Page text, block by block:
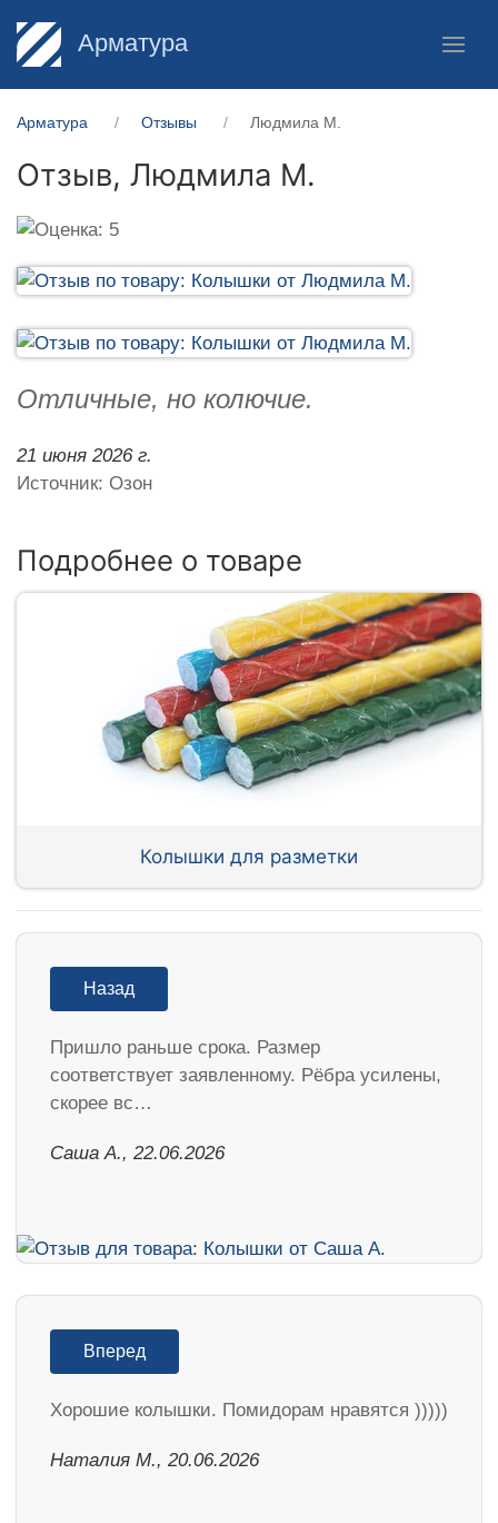
Арматура
Арматура Отзывы Людмила М.
Отзыв, Людмила М.
Отличные, но колючие.
21 июня 2026 г.
Источник: Озон
Подробнее о товаре
Колышки для разметки
Назад
Пришло раньше срока. Размер
соответствует заявленному. Рёбра усилены,
скорее вс…
Саша А., 22.06.2026
Вперед
Хорошие колышки. Помидорам нравятся )))))
Наталия М., 20.06.2026